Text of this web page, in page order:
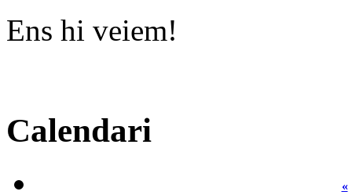
Ens hi veiem!
Calendari
«